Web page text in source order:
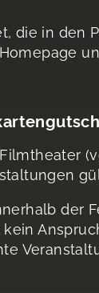
die in den
der